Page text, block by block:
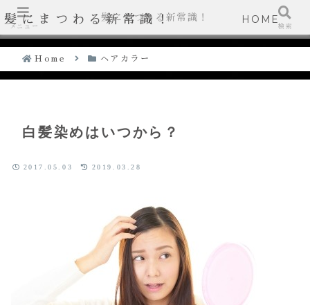
髪にまつわる新常識！ HOME
Home ヘアカラー
白髪染めはいつから？
2017.05.03 2019.03.28
メニュー
髪にまつわる新常識！
検索